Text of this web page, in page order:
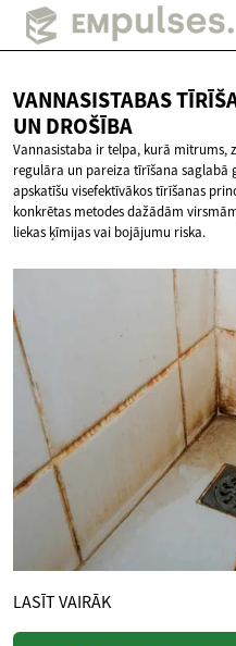
VANNASISTABAS
UN DROŠĪBA
Vannasistaba ir telpa, kurā mitrums,
regulāra un pareiza tīrīšana saglabā
apskatīšu visefektīvākos tīrīšanas
konkrētas metodes dažādām
liekas ķīmijas vai bojājumu riska.
LASĪT VAIRĀK